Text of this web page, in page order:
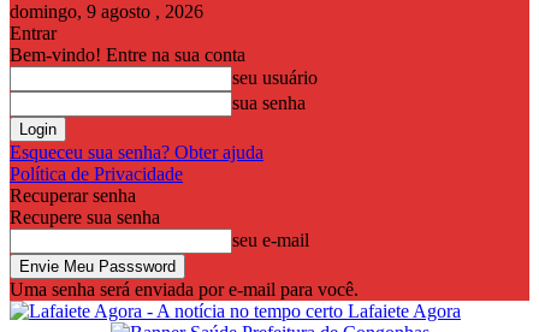
domingo, 9 agosto , 2026
Entrar
Bem-vindo! Entre na sua conta
seu usuário
sua senha
Esqueceu sua senha? Obter ajuda
Política de Privacidade
Recuperar senha
Recupere sua senha
seu e-mail
Uma senha será enviada por e-mail para você.
Lafaiete Agora